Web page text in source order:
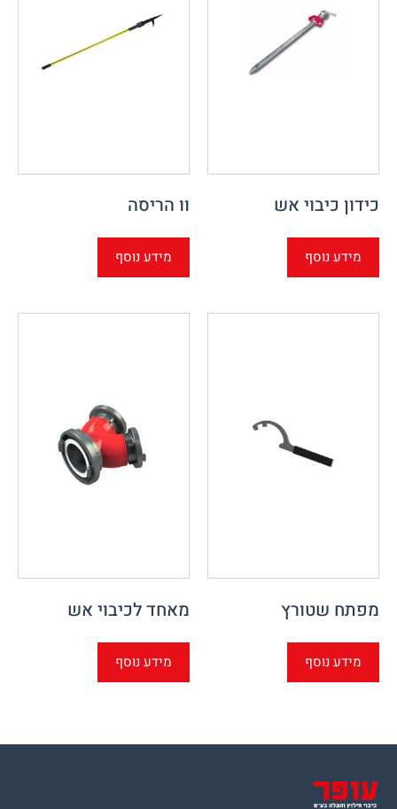
כידון כיבוי אש
מידע נוסף
וו הריסה
מידע נוסף
מפתח שטורץ
מידע נוסף
מאחד לכיבוי אש
מידע נוסף